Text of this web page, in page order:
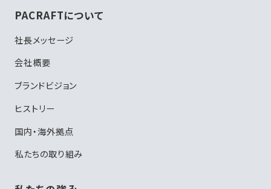
PACRAFTについて
社長メッセージ
会社概要
ブランドビジョン
ヒストリー
国内・海外拠点
私たちの取り組み